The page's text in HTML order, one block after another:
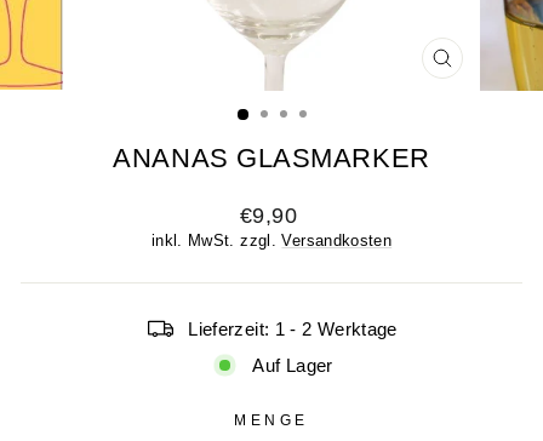
ESC)
ANANAS GLASMARKER
Normaler
Preis
€9,90
inkl. MwSt. zzgl.Versandkosten
Lieferzeit: 1 - 2 Werktage
Auf Lager
MENGE